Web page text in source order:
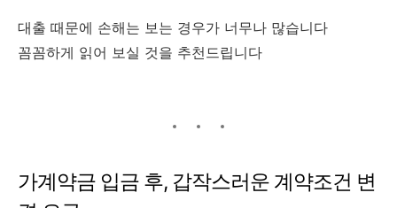
대출 때문에 손해는 보는 경우가 너무나 많습니다
꼼꼼하게 읽어 보실 것을 추천드립니다
가계약금 입금 후, 갑작스러운 계약조건 변